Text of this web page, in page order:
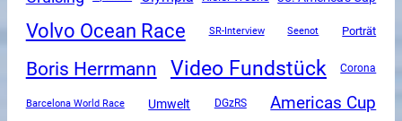
Volvo Ocean Race SR-Interview Seenot Porträt
Boris Herrmann Video Fundstück Corona
Barcelona World Race Umwelt DGzRS Americas Cup